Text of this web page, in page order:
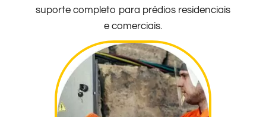
suporte completo para prédios residenciais
e comerciais.